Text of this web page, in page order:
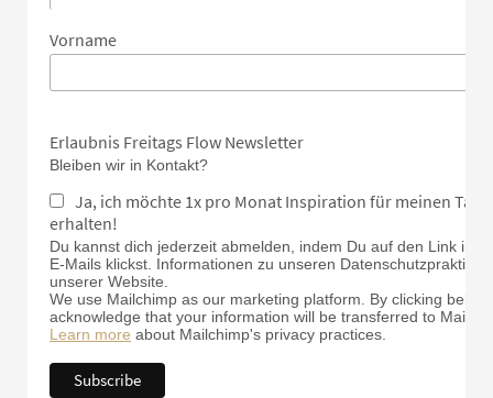
Vorname
Erlaubnis Freitags Flow Newsletter
Bleiben wir in Kontakt?
Ja, ich möchte 1x pro Monat Inspiration für meinen
erhalten!
Du kannst dich jederzeit abmelden, indem Du auf den Link in
E-Mails klickst. Informationen zu unseren
unserer Website.
We use Mailchimp as our marketing platform. By clicking
acknowledge that your information will be transferred to
Learn more about Mailchimp's privacy practices.